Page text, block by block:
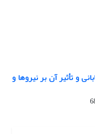
و تأثیر آن بر نیروها و